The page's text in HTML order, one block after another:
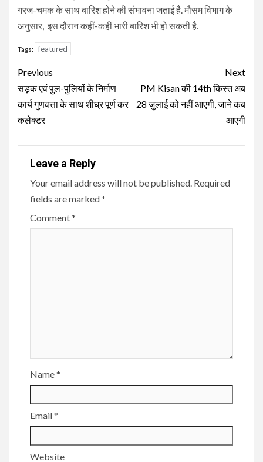
गरज-चमक के साथ बारिश होने की संभावना जताई है. मौसम विभाग के
अनुसार, इस दौरान कहीं-कहीं भारी बारिश भी हो सकती है.
Tags: featured
Continue
Reading
Previous
सड़क एवं पुल-पुलियों के निर्माण
कार्य गुणवत्ता के साथ शीघ्र पूर्ण कर
कलेक्टर
Next
PM Kisan की 14th किस्त अब
28 जुलाई को नहीं आएगी, जाने कब
आएगी
Leave a Reply
Your email address will not be published. Required
fields are marked*
Comment*
Name*
Email*
Website